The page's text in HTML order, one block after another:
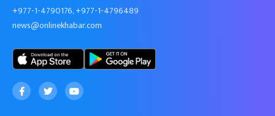
+977-1-4790176, +977-1-4796489
news@onlinekhabar.com